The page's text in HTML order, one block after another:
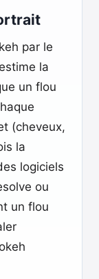
par le
la
un flou
(cheveux,
la
logiciels
ou
un flou